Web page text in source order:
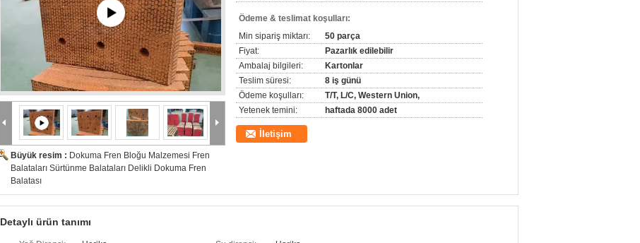
Büyük resim : Dokuma Fren Bloğu Malzemesi Fren
Balataları Sürtünme Balataları Delikli Dokuma Fren
Balatası
Ödeme & teslimat koşulları:
Min sipariş miktarı:
50 parça
Fiyat:
Pazarlık edilebilir
Ambalaj bilgileri:
Kartonlar
Teslim süresi:
8 iş günü
Ödeme koşulları:
T/T, L/C, Western Union,
Yetenek temini:
haftada 8000 adet
İletişim
Detaylı ürün tanımı